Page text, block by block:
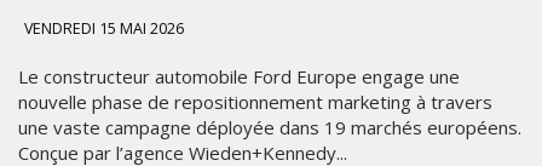
VENDREDI 15 MAI 2026
Le constructeur automobile Ford Europe engage une
nouvelle phase de repositionnement marketing à travers
une vaste campagne déployée dans 19 marchés européens.
Conçue par l’agence Wieden+Kennedy...